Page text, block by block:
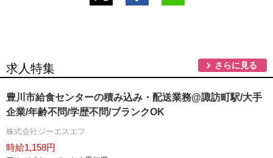
求人特集 さらに見る
豊川市給食センターの積み込み・配送業務@諏訪町駅/大手
企業/年齢不問/学歴不問/ブランクOK
株式会社ジーエスエフ
時給1,158円